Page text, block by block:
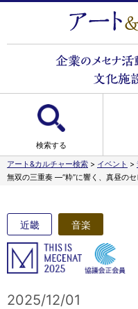
検索する
アート&カルチャー検索 > イベント >
無双の三重奏 —“粋”に響く、真昼のセ
近畿 音楽
2025/12/01